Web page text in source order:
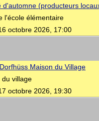
d'automne (producteurs
l'école élémentaire
octobre 2026, 17:00
Maison du Village
du village
octobre 2026, 19:30